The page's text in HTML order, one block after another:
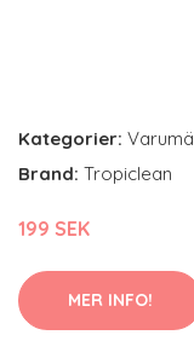
Kategorier:
Brand: Tropiclean
199 SEK
MER INFO!